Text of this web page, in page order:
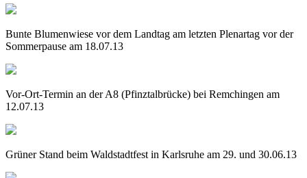
Bunte Blumenwiese vor dem Landtag am letzten Plenartag vor der
Sommerpause am 18.07.13
Vor-Ort-Termin an der A8 (Pfinztalbrücke) bei Remchingen am
12.07.13
Grüner Stand beim Waldstadtfest in Karlsruhe am 29. und 30.06.13